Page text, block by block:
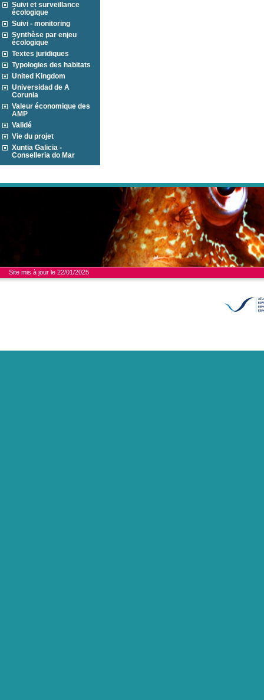
Suivi et surveillance
écologique
Suivi - monitoring
Synthèse par enjeu
écologique
Textes juridiques
Typologies des habitats
United Kingdom
Universidad de A
Corunia
Valeur économique des
AMP
Validé
Vie du projet
Xuntia Galicia -
Conselleria do Mar
Site mis à jour le 22/01/2025